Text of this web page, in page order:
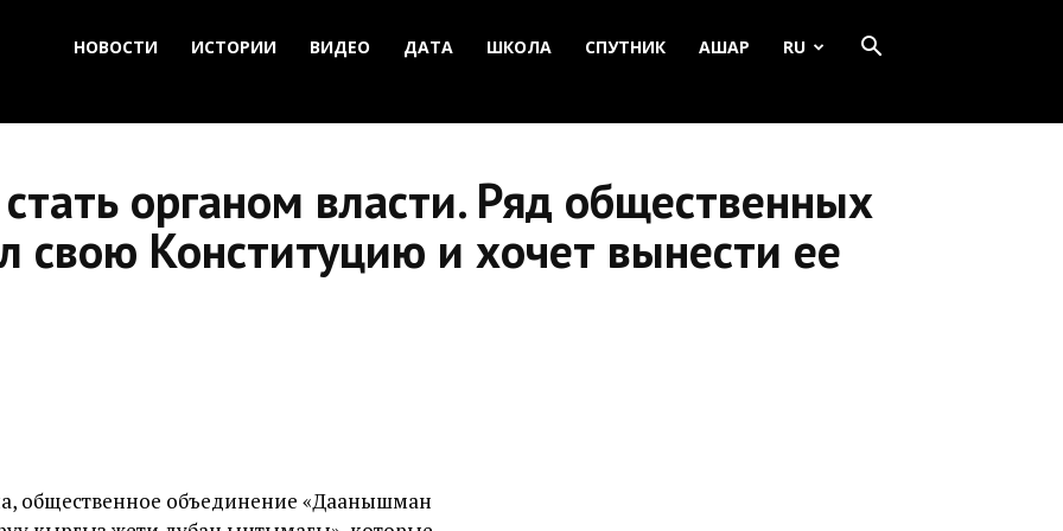
НОВОСТИ ИСТОРИИ ВИДЕО ДАТА ШКОЛА СПУТНИК АШАР RU
органом власти. Ряд общественных
свою Конституцию и хочет вынести ее
общественное объединение «Даанышман